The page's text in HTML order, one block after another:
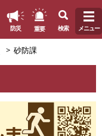
防災 重要 検索 メニュー
砂防課